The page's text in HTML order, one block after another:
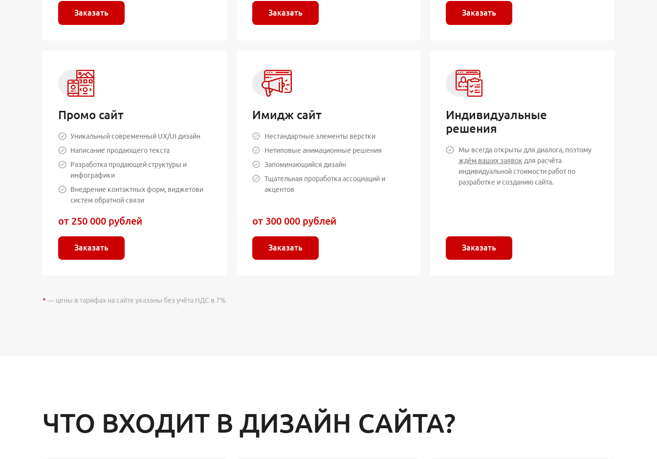
Заказать Заказать Заказать
Промо сайт
Уникальный современный UX/UI дизайн
Написание продающего текста
Разработка продающей структуры и
инфографики
Внедрение контактных форм, виджетови
систем обратной связи
от 250 000 рублей
Заказать
Имидж сайт
Нестандартные элементы верстки
Нетиповые анимационные решения
Запоминающийся дизайн
Тщательная проработка ассоциаций и
акцентов
от 300 000 рублей
Заказать
Индивидуальные
решения
Мы всегда открыты для диалога, поэтому
ждём ваших заявок для расчёта
индивидуальной стоимости работ по
разработке и созданию сайта.
Заказать
* — цены в тарифах на сайте указаны без учёта НДС в 7%
ЧТО ВХОДИТ В ДИЗАЙН САЙТА?